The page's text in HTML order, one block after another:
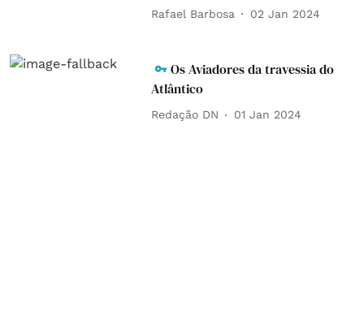
Rafael Barbosa 02 Jan 2024
Os Aviadores da travessia do
Atlântico
Redação DN 01 Jan 2024